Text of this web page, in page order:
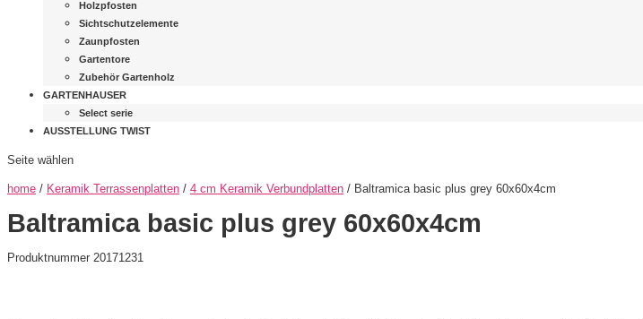
Holzpfosten
Sichtschutzelemente
Zaunpfosten
Gartentore
Zubehör Gartenholz
GARTENHAUSER
Select serie
AUSSTELLUNG TWIST
Seite wählen
home / Keramik Terrassenplatten / 4 cm Keramik Verbundplatten / Baltramica basic plus grey 60x60x4cm
Baltramica basic plus grey 60x60x4cm
Produktnummer 20171231